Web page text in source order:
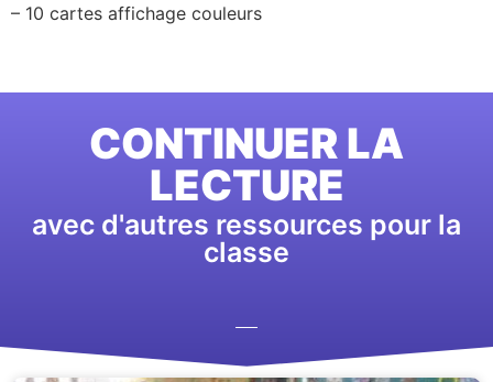
– 10 cartes affichage couleurs
CONTINUER LA
LECTURE
avec d'autres ressources pour la
classe